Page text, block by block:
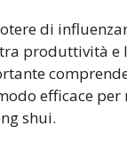
di
produttività e
efficace per
shui.